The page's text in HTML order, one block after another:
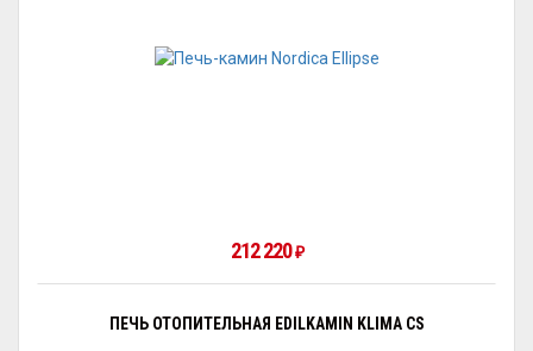
212 220₽
ПЕЧЬ ОТОПИТЕЛЬНАЯ EDILKAMIN KLIMA CS